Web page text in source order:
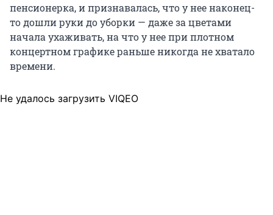
пенсионерка, и признавалась, что у нее наконец-
то дошли руки до уборки — даже за цветами
начала ухаживать, на что у нее при плотном
концертном графике раньше никогда не хватало
времени.
Не удалось загрузить VIQEO